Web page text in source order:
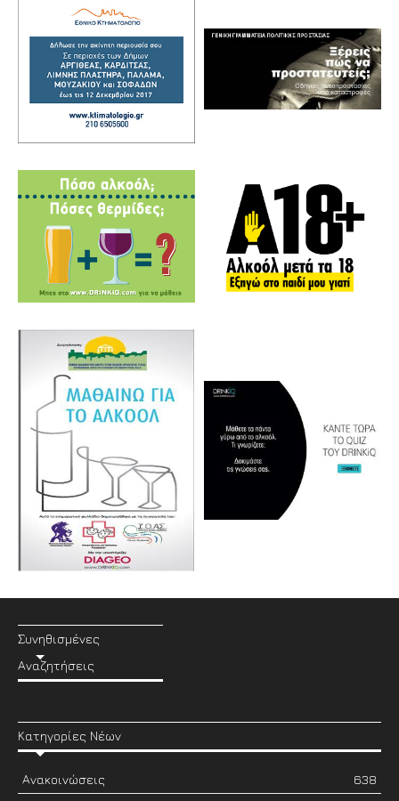
Συνηθισμένες
Αναζητήσεις
Κατηγορίες Νέων
Ανακοινώσεις
638